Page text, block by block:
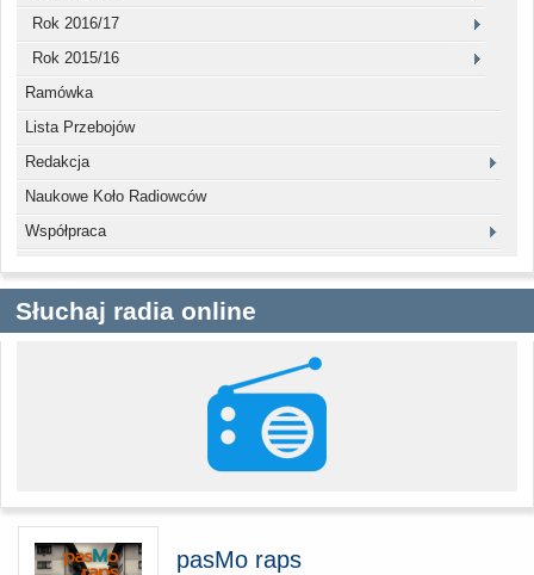
Rok 2016/17
Rok 2015/16
Ramówka
Lista Przebojów
Redakcja
Naukowe Koło Radiowców
Współpraca
Słuchaj radia online
pasMo raps